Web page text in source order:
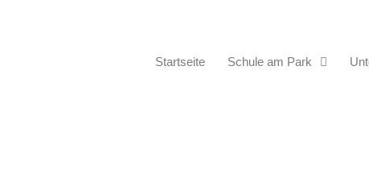
Startseite Schule am Park